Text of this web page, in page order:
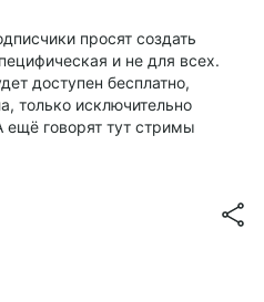
просят создать
и не для всех.
доступен бесплатно,
только исключительно
говорят тут стримы